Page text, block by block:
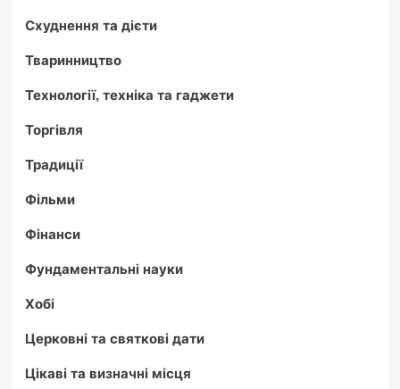
Схуднення та дієти
Тваринництво
Технології, техніка та гаджети
Торгівля
Традиції
Фільми
Фінанси
Фундаментальні науки
Хобі
Церковні та святкові дати
Цікаві та визначні місця